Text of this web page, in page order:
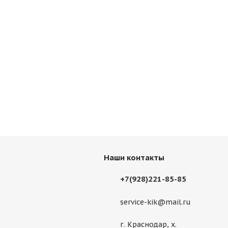
Наши контакты
+7(928)221-85-85
service-kik@mail.ru
г. Краснодар, х.